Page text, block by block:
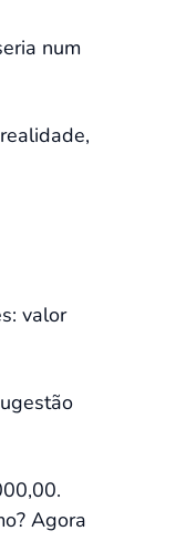
num
valor
Agora